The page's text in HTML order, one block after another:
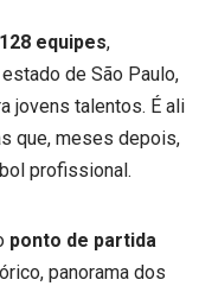
128 equipes,
de São Paulo,
jovens talentos. É ali
que, meses depois,
profissional.
ponto de partida
panorama dos